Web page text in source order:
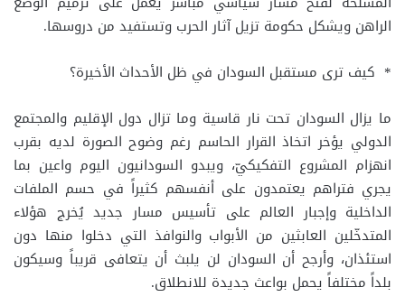
الراهن ويشكل حكومة تزيل آثار الحرب وتستفيد من دروسها.
* كيف ترى مستقبل السودان في ظل الأحداث الأخيرة؟
ما يزال السودان تحت نار قاسية وما تزال دول الإقليم والمجتمع
الدولي يؤخر اتخاذ القرار الحاسم رغم وضوح الصورة لديه بقرب
انهزام المشروع التفكيكيّ، ويبدو السودانيون اليوم واعين بما
يجري فتراهم يعتمدون على أنفسهم كثيراً في حسم الملفات
الداخلية وإجبار العالم على تأسيس مسار جديد يُخرج هؤلاء
المتدخّلين العابثين من الأبواب والنوافذ التي دخلوا منها دون
استئذان، وأرجح أن السودان لن يلبث أن يتعافى قريباً وسيكون
بلداً مختلفاً يحمل بواعث جديدة للانطلاق.